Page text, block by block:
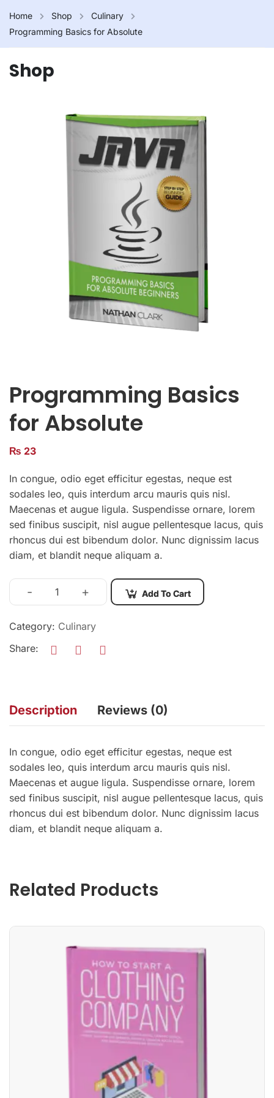
Home Shop
Culinary
Programming Basics for Absolute
Shop
Programming Basics
for Absolute
₨ 23
In congue, odio eget efficitur egestas, neque est
sodales leo, quis interdum arcu mauris quis nisl.
Maecenas et augue ligula. Suspendisse ornare, lorem
sed finibus suscipit, nisl augue pellentesque lacus, quis
rhoncus dui est bibendum dolor. Nunc dignissim lacus
diam, et blandit neque aliquam a.
- + Add To Cart
Category: Culinary
Share:
Description Reviews (0)
In congue, odio eget efficitur egestas, neque est
sodales leo, quis interdum arcu mauris quis nisl.
Maecenas et augue ligula. Suspendisse ornare, lorem
sed finibus suscipit, nisl augue pellentesque lacus, quis
rhoncus dui est bibendum dolor. Nunc dignissim lacus
diam, et blandit neque aliquam a.
Related Products